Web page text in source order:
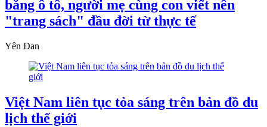
bằng ô tô, người mẹ cùng con viết nên
"trang sách" đầu đời từ thực tế
Yên Đan
Việt Nam liên tục tỏa sáng trên bản đồ du
lịch thế giới